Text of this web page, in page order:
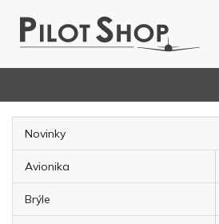
Novinky
Avionika
Brýle